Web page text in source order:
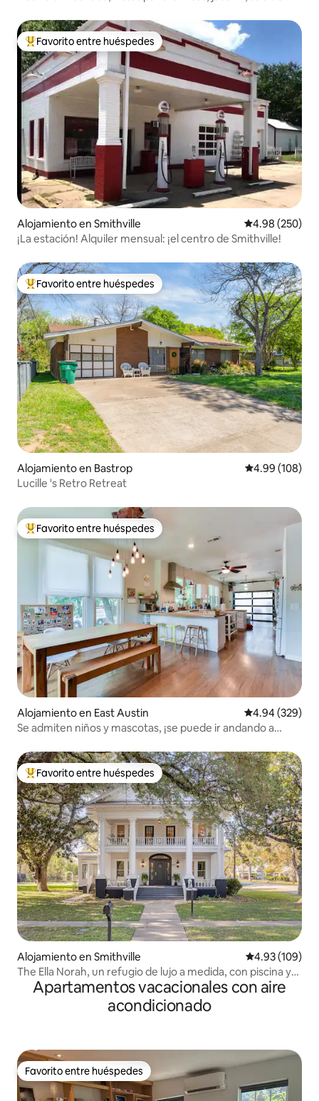
Favorito entre huéspedes preferido
Favorito entre huéspedes
Alojamiento en Smithville Calificación
4.98 (250)
¡La estación! Alquiler mensual: ¡el centro de Smithville!
Favorito entre huéspedes preferido
Favorito entre huéspedes
Alojamiento en Bastrop Calificación
4.99 (108)
Lucille 's Retro Retreat
Favorito entre huéspedes preferido
Favorito entre huéspedes
Alojamiento en East Austin Calificación
4.94 (329)
Se admiten niños y mascotas, ¡se puede ir andando a
Favorito entre huéspedes preferido
Favorito entre huéspedes
Alojamiento en Smithville Calificación
4.93 (109)
The Ella Norah, un refugio de lujo a medida, con piscina y
Apartamentos vacacionales con aire
acondicionado
Favorito entre huéspedes
Favorito entre huéspedes